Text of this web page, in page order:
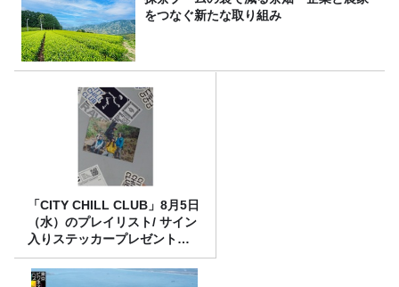
をつなぐ新たな取り組み
「CITY CHILL CLUB」8月5日
（水）のプレイリスト/ サイン
入りステッカープレゼント有
り